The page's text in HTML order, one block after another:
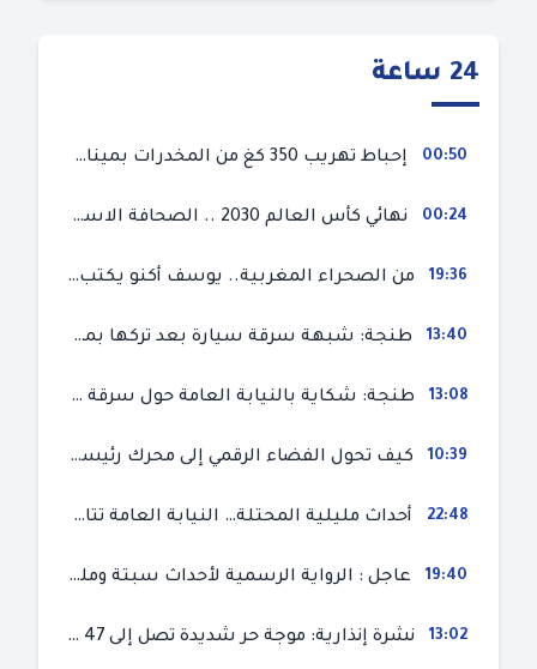
24 ساعة
00:50 إحباط تهريب 350 كغ من المخدرات بميناء طنجة المتوسط
00:24 نهائي كأس العالم 2030 .. الصحافة الاسبانية قلقة من حسم الملف لصالح المغرب و”تتهم رئيس الفيفا”
19:36 من الصحراء المغربية.. يوسف أكنو يكتب عن أزمة سبتة المحتلة ويؤكد ان الهجرة السرية ليست حلا وبناء الوطن هو الخيار الأفضل
13:40 طنجة: شبهة سرقة سيارة بعد تركها بمحل ميكانيك للإصلاح
13:08 طنجة: شكاية بالنيابة العامة حول سرقة سيارة تركها صاحبها بمحل ميكانيك للإصلاح
10:39 كيف تحول الفضاء الرقمي إلى محرك رئيسي لأحداث الهجرة في سبتة؟
22:48 أحداث مليلية المحتلة… النيابة العامة تتابع 50 متورطا في محاولة اقتحام السياح الحدودي بتهم ثقيلة
19:40 عاجل : الرواية الرسمية لأحداث سبتة ومليلية المحتلتين (وزارة الداخلية)
13:02 نشرة إنذارية: موجة حر شديدة تصل إلى 47 درجة بمختلف مناطق المغرب